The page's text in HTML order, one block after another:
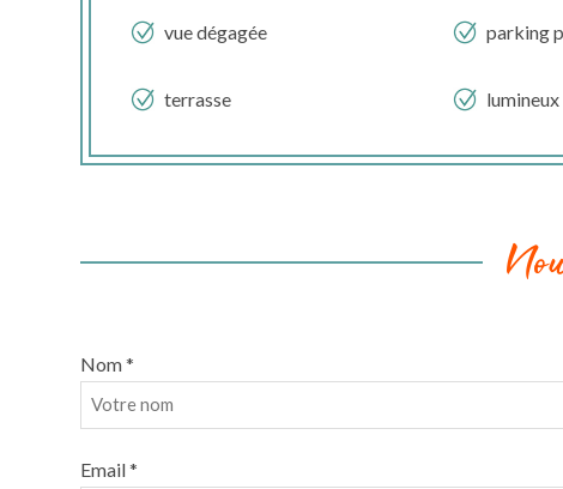
vue dégagée parking
terrasse lumineux
Nom *
Email *